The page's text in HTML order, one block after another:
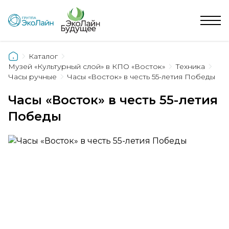
Каталог
Музей «Культурный слой» в КПО «Восток»
Техника
Часы ручные
Часы «Восток» в честь 55-летия Победы
Часы «Восток» в честь 55-летия
Победы